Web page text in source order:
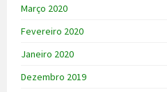
Março 2020
Fevereiro 2020
Janeiro 2020
Dezembro 2019